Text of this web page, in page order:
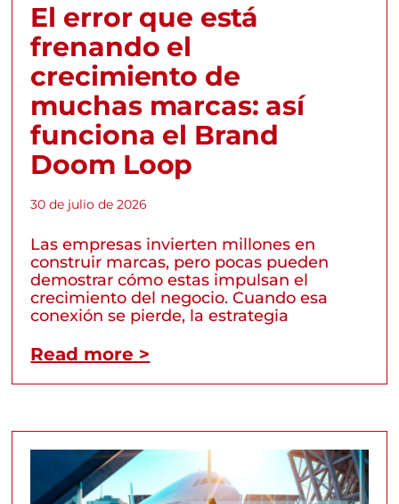
El error que está
frenando el
crecimiento de
muchas marcas: así
funciona el Brand
Doom Loop
30 de julio de 2026
Las empresas invierten millones en
construir marcas, pero pocas pueden
demostrar cómo estas impulsan el
crecimiento del negocio. Cuando esa
conexión se pierde, la estrategia
Read more >